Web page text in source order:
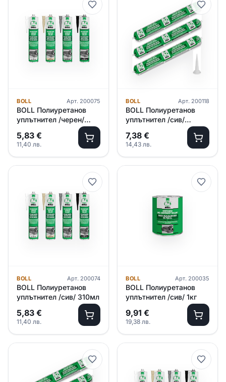
BOLL Арт. 200075
BOLL Полиуретанов
уплътнител /черен/
5,83 €
11,40 лв.
BOLL Арт. 200118
BOLL Полиуретанов
уплътнител /сив/
7,38 €
14,43 лв.
BOLL Арт. 200074
BOLL Полиуретанов
уплътнител /сив/ 310мл
5,83 €
11,40 лв.
BOLL Арт. 200035
BOLL Полиуретанов
уплътнител /сив/ 1кг
9,91 €
19,38 лв.